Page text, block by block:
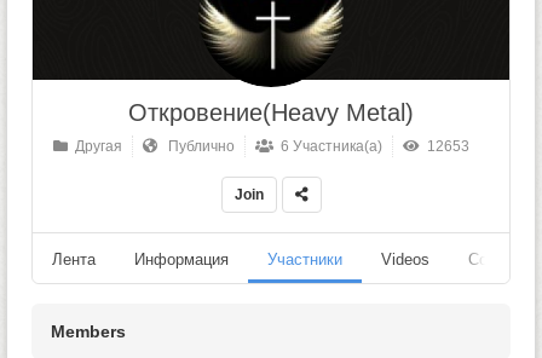
Откровение(Heavy Metal)
Другая Публично 6 Участника(а) 12653
Join
Лента Информация Участники Videos События
Members